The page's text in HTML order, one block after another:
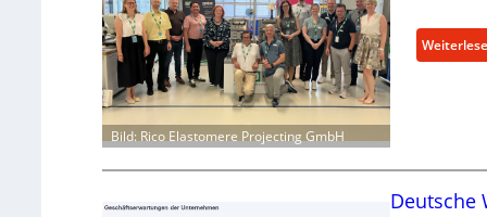
Bild: Rico Elastomere Projecting GmbH
Deutsche